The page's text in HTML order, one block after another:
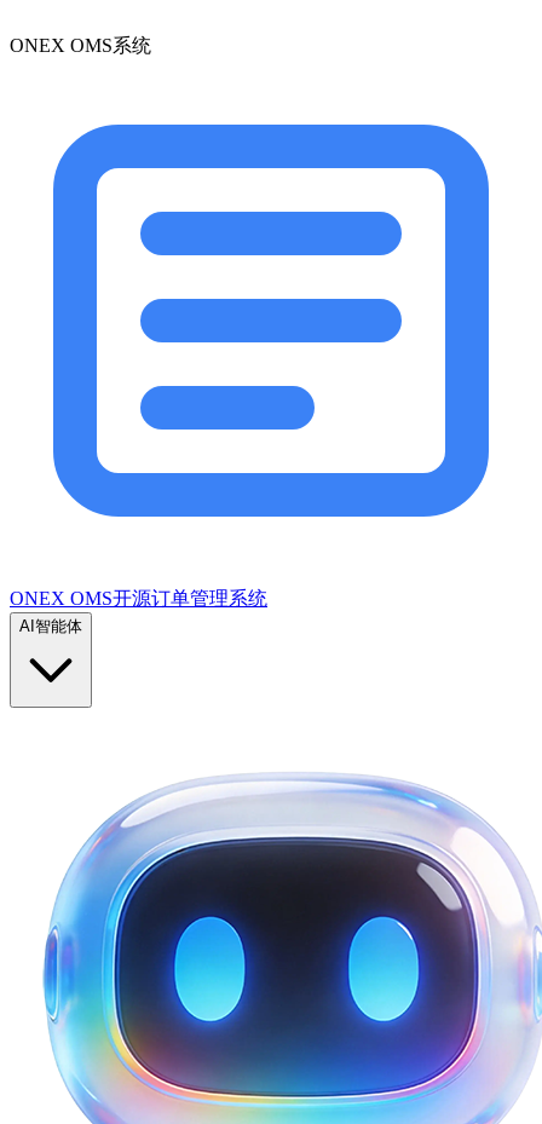
ONEX OMS系统
ONEX OMS开源订单管理系统
AI智能体